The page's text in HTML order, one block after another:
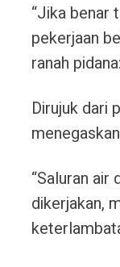
“Jika benar
pekerjaan
ranah
Dirujuk dari
“Saluran air
dikerjakan,